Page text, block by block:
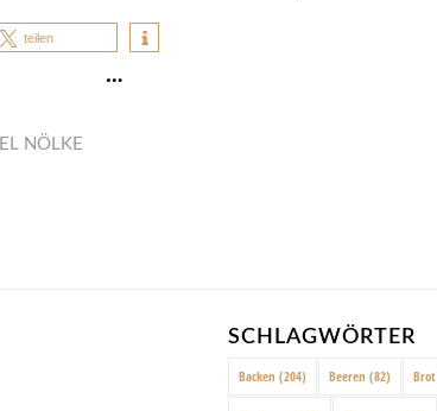
teilen
…
NÖLKE
SCHLAGWÖRTER
Backen (204) Beeren (82) Brot